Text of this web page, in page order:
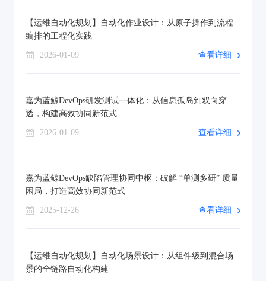
【运维自动化规划】自动化作业设计：从原子操作到流程
编排的工程化实践
2026-01-09 查看详细
嘉为蓝鲸DevOps研发测试一体化：从信息孤岛到双向穿
透，构建高效协同新范式
2026-01-09 查看详细
嘉为蓝鲸DevOps缺陷管理协同中枢：破解 “单测多研” 质量
困局，打造高效协同新范式
2025-12-26 查看详细
【运维自动化规划】自动化场景设计：从组件级到混合场
景的全链路自动化构建